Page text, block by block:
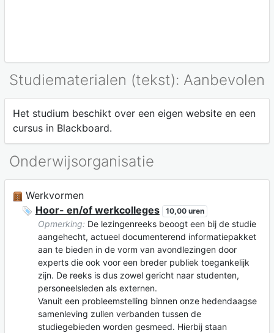
Studiematerialen (tekst): Aanbevolen
Het studium beschikt over een eigen website en een
cursus in Blackboard.
Onderwijsorganisatie
Werkvormen
Hoor- en/of werkcolleges
10,00 uren
Opmerking: De lezingenreeks beoogt een bij de studie
aangehecht, actueel documenterend informatiepakket
aan te bieden in de vorm van avondlezingen door
experts die ook voor een breder publiek toegankelijk
zijn. De reeks is dus zowel gericht naar studenten,
personeelsleden als externen.
Vanuit een probleemstelling binnen onze hedendaagse
samenleving zullen verbanden tussen de
studiegebieden worden gesmeed. Hierbij staan